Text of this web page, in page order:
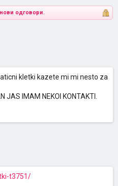
одговори.
kletki kazete mi mi nesto za
JAS IMAM NEKOI KONTAKTI.
t3751/